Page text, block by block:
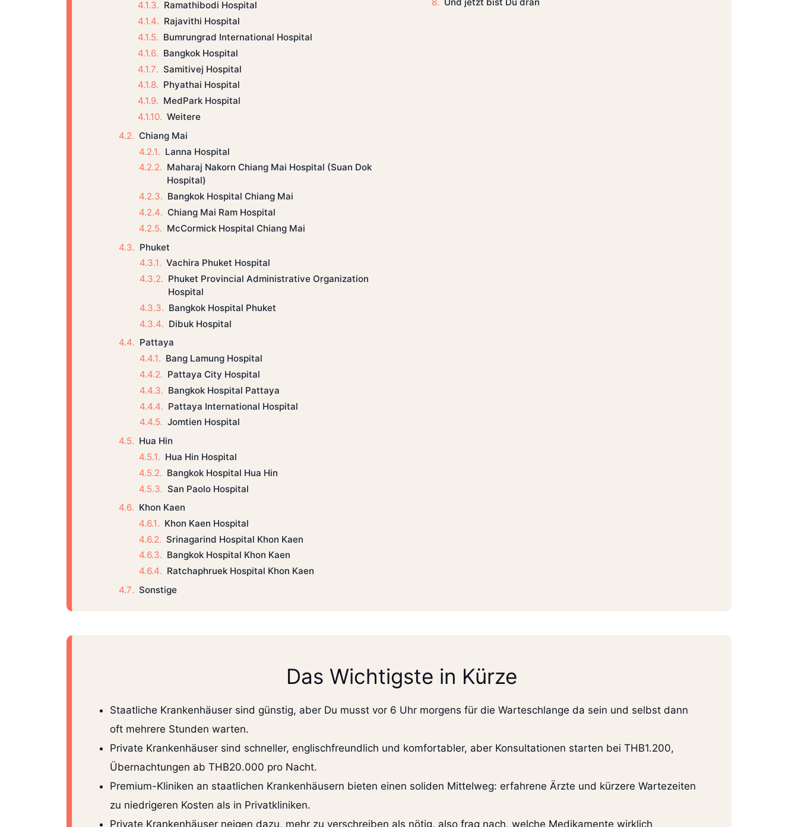
Ramathibodi Hospital
Rajavithi Hospital
Bumrungrad International Hospital
Bangkok Hospital
Samitivej Hospital
Phyathai Hospital
MedPark Hospital
Weitere
Chiang Mai
Lanna Hospital
Maharaj Nakorn Chiang Mai Hospital (Suan Dok
Hospital)
Bangkok Hospital Chiang Mai
Chiang Mai Ram Hospital
McCormick Hospital Chiang Mai
Phuket
Vachira Phuket Hospital
Phuket Provincial Administrative Organization
Hospital
Bangkok Hospital Phuket
Dibuk Hospital
Pattaya
Bang Lamung Hospital
Pattaya City Hospital
Bangkok Hospital Pattaya
Pattaya International Hospital
Jomtien Hospital
Hua Hin
Hua Hin Hospital
Bangkok Hospital Hua Hin
San Paolo Hospital
Khon Kaen
Khon Kaen Hospital
Srinagarind Hospital Khon Kaen
Bangkok Hospital Khon Kaen
Ratchaphruek Hospital Khon Kaen
Sonstige
Und jetzt bist Du dran
Das Wichtigste in Kürze
Staatliche Krankenhäuser sind günstig, aber Du musst vor 6 Uhr morgens für die Warteschlange da sein und selbst dann
oft mehrere Stunden warten.
Private Krankenhäuser sind schneller, englischfreundlich und komfortabler, aber Konsultationen starten bei THB1.200,
Übernachtungen ab THB20.000 pro Nacht.
Premium-Kliniken an staatlichen Krankenhäusern bieten einen soliden Mittelweg: erfahrene Ärzte und kürzere Wartezeiten
zu niedrigeren Kosten als in Privatkliniken.
Private Krankenhäuser neigen dazu, mehr zu verschreiben als nötig, also frag nach, welche Medikamente wirklich